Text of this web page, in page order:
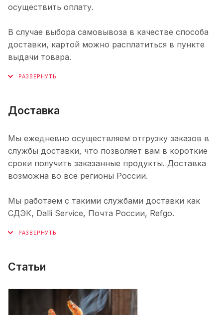
осуществить оплату.
В случае выбора самовывоза в качестве способа
доставки, картой можно расплатиться в пункте
выдачи товара.
Доставка
Мы ежедневно осуществляем отгрузку заказов в
службы доставки, что позволяет вам в короткие
сроки получить заказанные продукты. Доставка
возможна во все регионы России.
Мы работаем с такими службами доставки как
СДЭК, Dalli Service, Почта России, Refgo.
Статьи